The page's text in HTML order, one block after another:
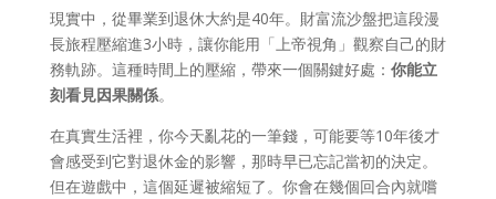
現實中，從畢業到退休大約是40年。財富流沙盤把這段漫
長旅程壓縮進3小時，讓你能用「上帝視角」觀察自己的財
務軌跡。這種時間上的壓縮，帶來一個關鍵好處： 你能立
刻看見因果關係。
在真實生活裡，你今天亂花的一筆錢，可能要等10年後才
會感受到它對退休金的影響，那時早已忘記當初的決定。
但在遊戲中，這個延遲被縮短了。你會在幾個回合內就嚐